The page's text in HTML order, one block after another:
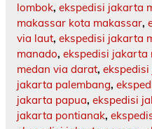
lombok, ekspedisi jakarta
makassar kota makassar,
via laut, ekspedisi jakarta
manado, ekspedisi jakarta
medan via darat,
jakarta palembang,
jakarta papua, ekspedisi
jakarta pontianak,